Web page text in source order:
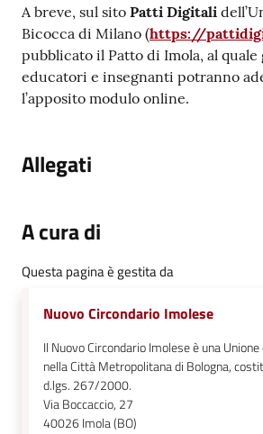
A breve, sul sito Patti Digitali
Bicocca di Milano (https://
pubblicato il Patto di Imola, al
educatori e insegnanti potranno
l’apposito modulo online.
Allegati
A cura di
Questa pagina è gestita da
Nuovo Circondario Imolese
Il Nuovo Circondario Imolese è una
nella Città Metropolitana di Bologna,
d.lgs. 267/2000.
Via Boccaccio, 27
40026Imola (BO)